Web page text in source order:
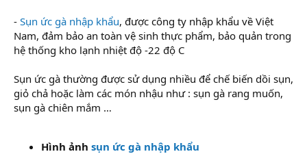
- Sụn ức gà nhập khẩu, được công ty nhập khẩu về Việt
Nam, đảm bảo an toàn vệ sinh thực phẩm, bảo quản trong
hệ thống kho lạnh nhiệt độ -22 độ C
Sụn ức gà thường được sử dụng nhiều để chế biến dồi sụn,
giỏ chả hoặc làm các món nhậu như : sụn gà rang muốn,
sụn gà chiên mắm …
Hình ảnh sụn ức gà nhập khẩu